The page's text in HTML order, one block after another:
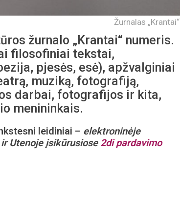
Žurnalas „Krantai“
žurnalo „Krantai“ numeris.
filosofiniai tekstai,
pjesės, esė), apžvalginiai
muziką, fotografiją,
darbai, fotografijos ir kita,
menininkais.
leidiniai – elektroninėje
Utenoje įsikūrusiose 2di pardavimo